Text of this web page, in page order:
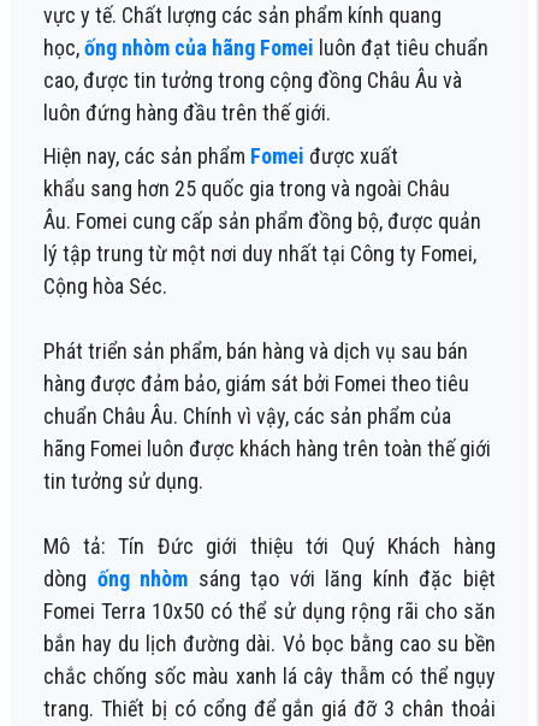
vực y tế. Chất lượng các sản phẩm kính quang
học,ống nhòm của hãng Fomei luôn đạt tiêu chuẩn
cao, được tin tưởng trong cộng đồng Châu Âu và
luôn đứng hàng đầu trên thế giới.
Hiện nay, các sản phẩm Fomei được xuất
khẩu sang hơn 25 quốc gia trong và ngoài Châu
Âu. Fomei cung cấp sản phẩm đồng bộ, được quản
lý tập trung từ một nơi duy nhất tại Công ty Fomei,
Cộng hòa Séc.
Phát triển sản phẩm, bán hàng và dịch vụ sau bán
hàng được đảm bảo, giám sát bởi Fomei theo tiêu
chuẩn Châu Âu. Chính vì vậy, các sản phẩm của
hãng Fomei luôn được khách hàng trên toàn thế giới
tin tưởng sử dụng.
Mô tả: Tín Đức giới thiệu tới Quý Khách hàng
dòng ống nhòm sáng tạo với lăng kính đặc biệt
Fomei Terra 10x50 có thể sử dụng rộng rãi cho săn
bắn hay du lịch đường dài. Vỏ bọc bằng cao su bền
chắc chống sốc màu xanh lá cây thẫm có thể ngụy
trang. Thiết bị có cổng để gắn giá đỡ 3 chân thoải